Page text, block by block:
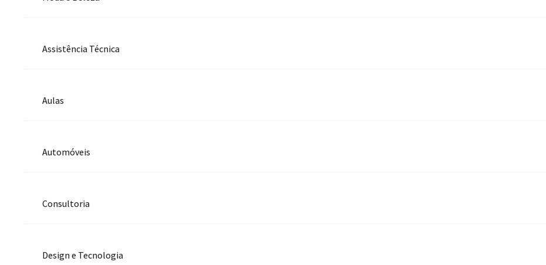
Assistência Técnica
Aulas
Automóveis
Consultoria
Design e Tecnologia